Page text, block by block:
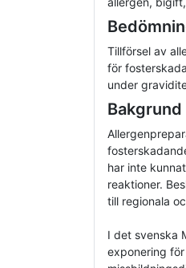
Tillförsel av
för
under
Bakgrund
har inte
reaktioner.
till regionala
I det svenska
exponering